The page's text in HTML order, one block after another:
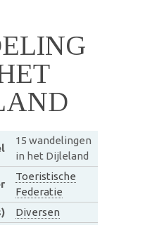
15 wandelingen
in het Dijleland
Toeristische
Federatie
Diversen